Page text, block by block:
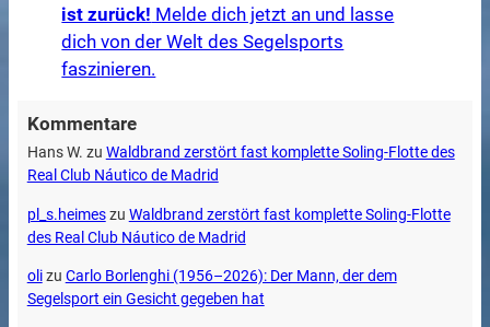
ist zurück! Melde dich jetzt an und lasse
dich von der Welt des Segelsports
faszinieren.
Kommentare
Hans W. zu Waldbrand zerstört fast komplette Soling-Flotte des
Real Club Náutico de Madrid
pl_s.heimeszu Waldbrand zerstört fast komplette Soling-Flotte
des Real Club Náutico de Madrid
olizu Carlo Borlenghi (1956–2026): Der Mann, der dem
Segelsport ein Gesicht gegeben hat